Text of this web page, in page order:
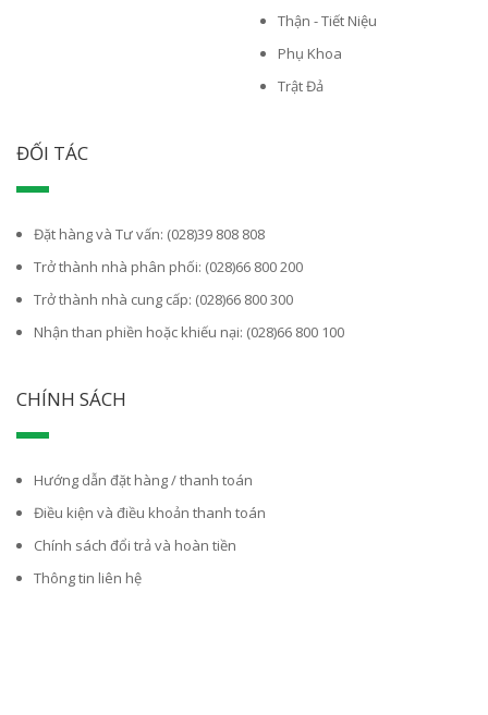
Thận - Tiết Niệu
Phụ Khoa
Trật Đả
ĐỐI TÁC
Đặt hàng và Tư vấn: (028)39 808 808
Trở thành nhà phân phối: (028)66 800 200
Trở thành nhà cung cấp: (028)66 800 300
Nhận than phiền hoặc khiếu nại: (028)66 800 100
CHÍNH SÁCH
Hướng dẫn đặt hàng / thanh toán
Điều kiện và điều khoản thanh toán
Chính sách đổi trả và hoàn tiền
Thông tin liên hệ